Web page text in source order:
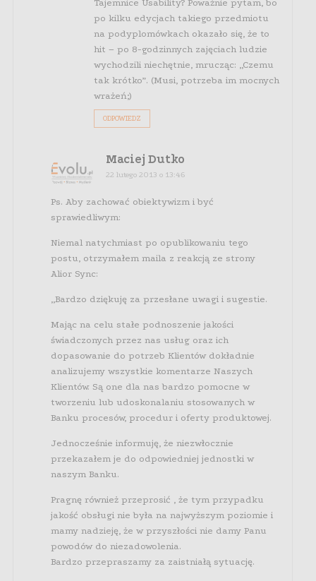
Tajemnice Usability? Poważnie pytam, bo
po kilku edycjach takiego przedmiotu
na podyplomówkach okazało się, że to
hit – po 8-godzinnych zajęciach ludzie
wychodzili niechętnie, mrucząc: „Czemu
tak krótko”. (Musi, potrzeba im mocnych
wrażeń;)
ODPOWIEDZ
Maciej Dutko
22 lutego 2013 o 13:46
Ps. Aby zachować obiektywizm i być
sprawiedliwym:
Niemal natychmiast po opublikowaniu tego
postu, otrzymałem maila z reakcją ze strony
Alior Sync:
„Bardzo dziękuję za przesłane uwagi i sugestie.
Mając na celu stałe podnoszenie jakości
świadczonych przez nas usług oraz ich
dopasowanie do potrzeb Klientów dokładnie
analizujemy wszystkie komentarze Naszych
Klientów. Są one dla nas bardzo pomocne w
tworzeniu lub udoskonalaniu stosowanych w
Banku procesów, procedur i oferty produktowej.
Jednocześnie informuję, że niezwłocznie
przekazałem je do odpowiedniej jednostki w
naszym Banku.
Pragnę również przeprosić , że tym przypadku
jakość obsługi nie była na najwyższym poziomie i
mamy nadzieję, że w przyszłości nie damy Panu
powodów do niezadowolenia.
Bardzo przepraszamy za zaistniałą sytuację.